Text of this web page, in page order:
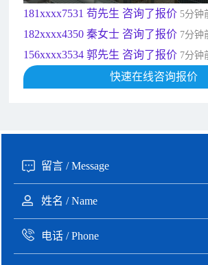
182xxxx4350 秦女士 咨询了报价 7分钟
156xxxx3534 郭先生 咨询了报价 7分钟
192xxxx2920 周先生 咨询了报价 10分钟
189xxxx6562 王先生 咨询了报价1秒前
快速在线咨询报价